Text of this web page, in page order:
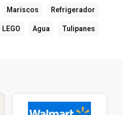
Mariscos Refrigerador
LEGO Agua Tulipanes